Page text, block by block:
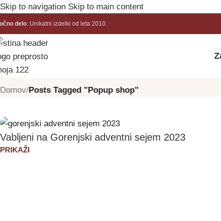
Skip to navigation Skip to main content
delo. Unikatni izdelki od leta 2010.
Tag Archives: Popup shop
Domov/Posts Tagged "Popup shop"
Vabljeni na Gorenjski adventni sejem 2023
PRIKAŽI